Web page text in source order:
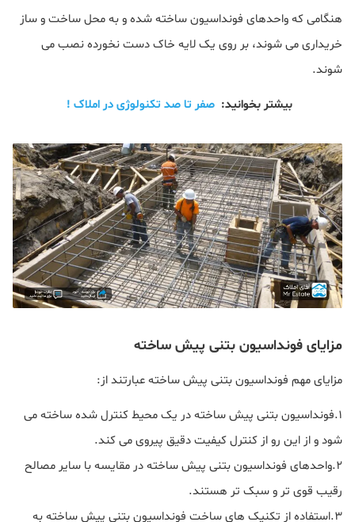
هنگامی که واحدهای فونداسیون ساخته شده و به محل ساخت و ساز
خریداری می شوند، بر روی یک لایه خاک دست نخورده نصب می
شوند.
بیشتر بخوانید: صفر تا صد تکنولوژی در املاک !
مزایای فونداسیون بتنی پیش ساخته
مزایای مهم فونداسیون بتنی پیش ساخته عبارتند از:
۱.فونداسیون بتنی پیش ساخته در یک محیط کنترل شده ساخته می
شود و از این رو از کنترل کیفیت دقیق پیروی می کند.
۲.واحدهای فونداسیون بتنی پیش ساخته در مقایسه با سایر مصالح
رقیب قوی تر و سبک تر هستند.
۳.استفاده از تکنیک های ساخت فونداسیون بتنی پیش ساخته به